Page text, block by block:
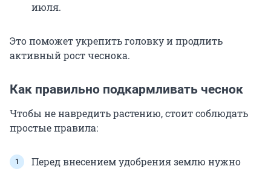
июля.
Это поможет укрепить головку и продлить
активный рост чеснока.
Как правильно подкармливать чеснок
Чтобы не навредить растению, стоит соблюдать
простые правила:
Перед внесением удобрения землю нужно